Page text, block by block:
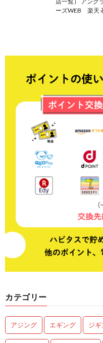
ーズWEB 楽天
カテゴリー
アジング エギング ジ